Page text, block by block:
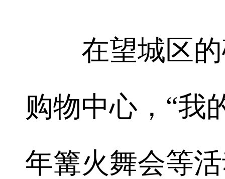
在望城区的
购物中心，“我
年篝火舞会等